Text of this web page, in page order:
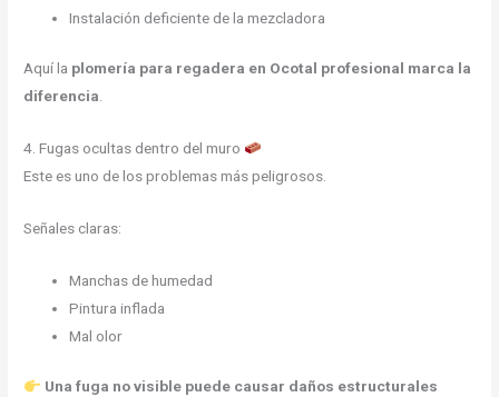
Instalación deficiente de la mezcladora
Aquí la plomería para regadera en Ocotal profesional marca la
diferencia
4. Fugas ocultas dentro del muro
Este es uno de los problemas más peligrosos.
Señales claras:
Manchas de humedad
Pintura inflada
Mal olor
Una fuga no visible puede causar daños estructurales